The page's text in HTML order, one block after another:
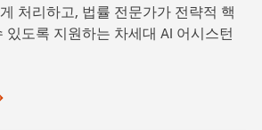
처리하고, 법률 전문가가 전략적 핵
있도록 지원하는 차세대 AI 어시스턴